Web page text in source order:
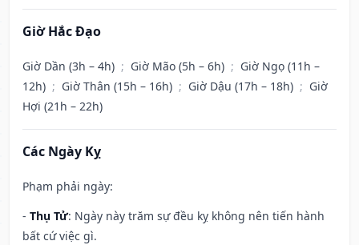
Giờ Hắc Đạo
Giờ Dần (3h – 4h) ; Giờ Mão (5h – 6h) ; Giờ Ngọ (11h –
12h) ; Giờ Thân (15h – 16h) ; Giờ Dậu (17h – 18h) ; Giờ
Hợi (21h – 22h)
Các Ngày Kỵ
Phạm phải ngày:
- Thụ Tử: Ngày này trăm sự đều kỵ không nên tiến hành
bất cứ việc gì.